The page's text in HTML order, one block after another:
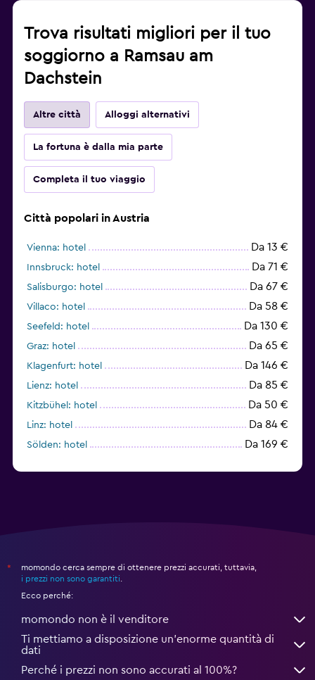
Trova risultati migliori per il tuo
soggiorno a Ramsau am
Dachstein
Altre città Alloggi alternativi
La fortuna è dalla mia parte
Completa il tuo viaggio
Città popolari in Austria
Vienna: hotel Da 13 €
Innsbruck: hotel Da 71 €
Salisburgo: hotel Da 67 €
Villaco: hotel Da 58 €
Seefeld: hotel Da 130 €
Graz: hotel Da 65 €
Klagenfurt: hotel Da 146 €
Lienz: hotel Da 85 €
Kitzbühel: hotel Da 50 €
Linz: hotel Da 84 €
Sölden: hotel Da 169 €
*
momondo cerca sempre di ottenere prezzi accurati, tuttavia,
i prezzi non sono garantiti
Ecco perché:
momondo non è il venditore
Ti mettiamo a disposizione un’enorme quantità di
dati
Perché i prezzi non sono accurati al 100%?